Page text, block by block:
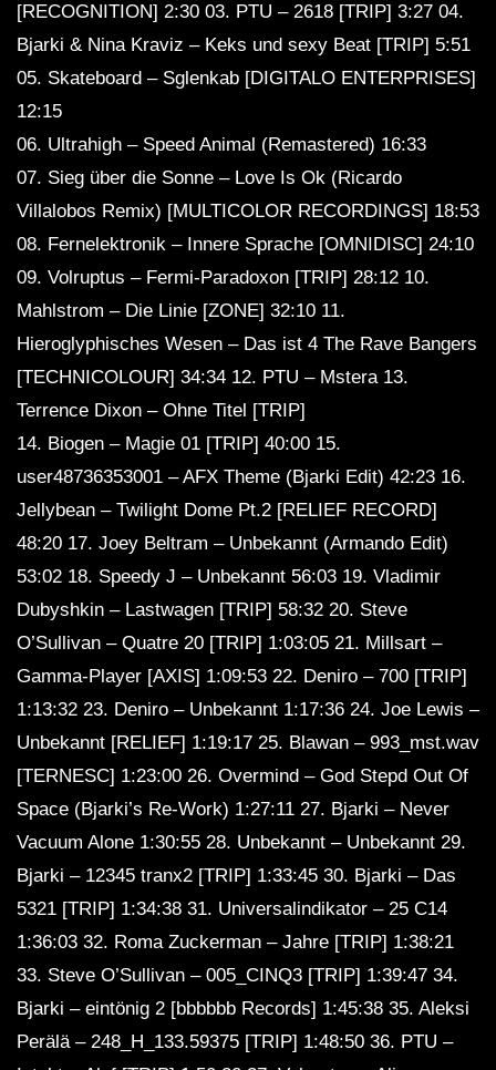
[RECOGNITION] 2:30 03. PTU – 2618 [TRIP] 3:27 04.
Bjarki & Nina Kraviz – Keks und sexy Beat [TRIP] 5:51
05. Skateboard – Sglenkab [DIGITALO ENTERPRISES]
12:15
06. Ultrahigh – Speed Animal (Remastered) 16:33
07. Sieg über die Sonne – Love Is Ok (Ricardo
Villalobos Remix) [MULTICOLOR RECORDINGS] 18:53
08. Fernelektronik – Innere Sprache [OMNIDISC] 24:10
09. Volruptus – Fermi-Paradoxon [TRIP] 28:12 10.
Mahlstrom – Die Linie [ZONE] 32:10 11.
Hieroglyphisches Wesen – Das ist 4 The Rave Bangers
[TECHNICOLOUR] 34:34 12. PTU – Mstera 13.
Terrence Dixon – Ohne Titel [TRIP]
14. Biogen – Magie 01 [TRIP] 40:00 15.
user48736353001 – AFX Theme (Bjarki Edit) 42:23 16.
Jellybean – Twilight Dome Pt.2 [RELIEF RECORD]
48:20 17. Joey Beltram – Unbekannt (Armando Edit)
53:02 18. Speedy J – Unbekannt 56:03 19. Vladimir
Dubyshkin – Lastwagen [TRIP] 58:32 20. Steve
O’Sullivan – Quatre 20 [TRIP] 1:03:05 21. Millsart –
Gamma-Player [AXIS] 1:09:53 22. Deniro – 700 [TRIP]
1:13:32 23. Deniro – Unbekannt 1:17:36 24. Joe Lewis –
Unbekannt [RELIEF] 1:19:17 25. Blawan – 993_mst.wav
[TERNESC] 1:23:00 26. Overmind – God Stepd Out Of
Space (Bjarki’s Re-Work) 1:27:11 27. Bjarki – Never
Vacuum Alone 1:30:55 28. Unbekannt – Unbekannt 29.
Bjarki – 12345 tranx2 [TRIP] 1:33:45 30. Bjarki – Das
5321 [TRIP] 1:34:38 ​​31. Universalindikator – 25 C14
1:36:03 32. Roma Zuckerman – Jahre [TRIP] 1:38:21
33. Steve O’Sullivan – 005_CINQ3 [TRIP] 1:39:47 34.
Bjarki – eintönig 2 [bbbbbb Records] 1:45:38 35. Aleksi
Perälä – 248_H_133.59375 [TRIP] 1:48:50 36. PTU –